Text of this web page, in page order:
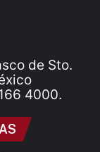
de Sto.
4000.